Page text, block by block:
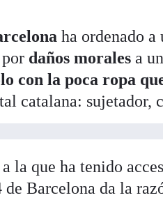
ha ordenado a
daños morales a
con la poca ropa
catalana: sujetador,
la que ha tenido
Barcelona da la